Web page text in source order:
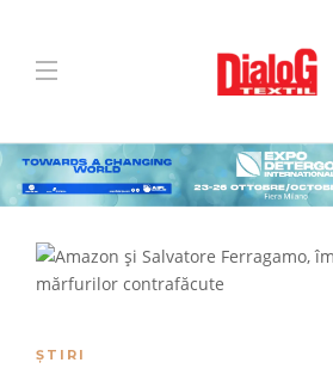
ȘTIRI